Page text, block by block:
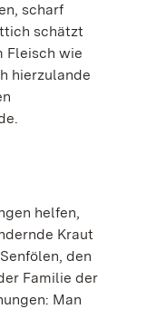
scharf
schätzt
Fleisch wie
hierzulande
helfen,
Kraut
den
Familie der
Man